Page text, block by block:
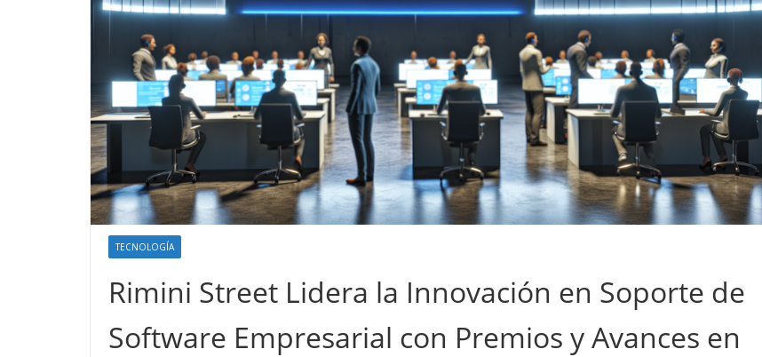
TECNOLOGÍA
Rimini Street Lidera la Innovación en Soporte de
Software Empresarial con Premios y Avances en